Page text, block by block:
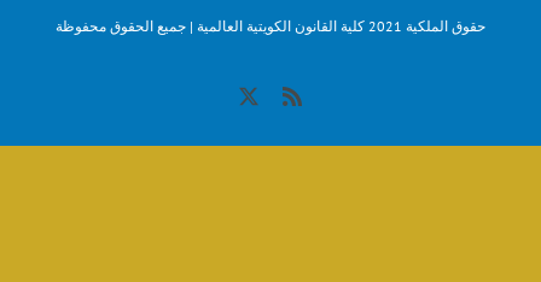
حقوق الملكية 2021 كلية القانون الكويتية العالمية | جميع الحقوق محفوظة
Rss
X